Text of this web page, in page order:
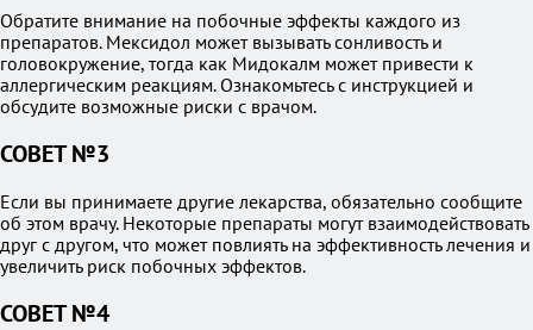
Обратите внимание на побочные эффекты каждого из
препаратов. Мексидол может вызывать сонливость и
головокружение, тогда как Мидокалм может привести к
аллергическим реакциям. Ознакомьтесь с инструкцией и
обсудите возможные риски с врачом.
СОВЕТ №3
Если вы принимаете другие лекарства, обязательно сообщите
об этом врачу. Некоторые препараты могут взаимодействовать
друг с другом, что может повлиять на эффективность лечения и
увеличить риск побочных эффектов.
СОВЕТ №4